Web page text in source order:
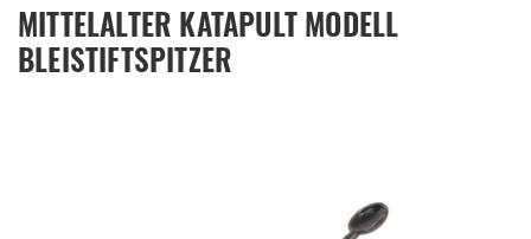
MITTELALTER KATAPULT MODELL
BLEISTIFTSPITZER